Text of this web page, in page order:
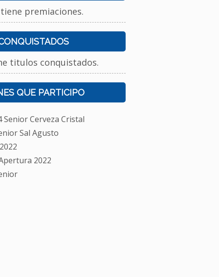
premiaciones.
titulos conquistados.
QUE PARTICIPO
Cerveza Cristal
Sal Agusto
2022